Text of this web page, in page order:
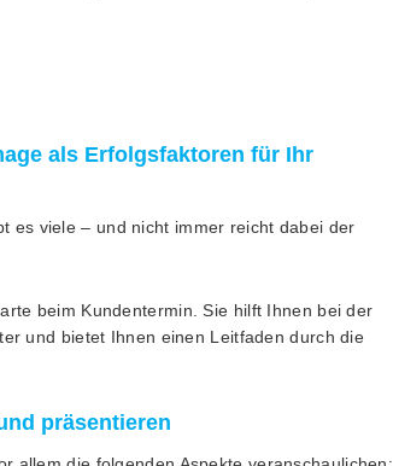
als Erfolgsfaktoren für Ihr
es viele – und nicht immer reicht dabei der
beim Kundentermin. Sie hilft Ihnen bei der
und bietet Ihnen einen Leitfaden durch die
präsentieren